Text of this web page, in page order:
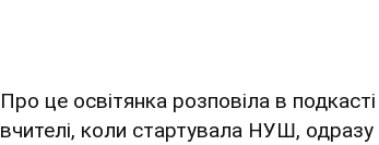
Про це освітянка розповіла в подкасті
вчителі, коли стартувала НУШ, одразу